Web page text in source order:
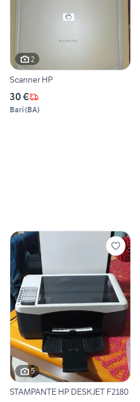
2
Scanner HP
30 €
Bari(BA)
5
STAMPANTE HP DESKJET F2180